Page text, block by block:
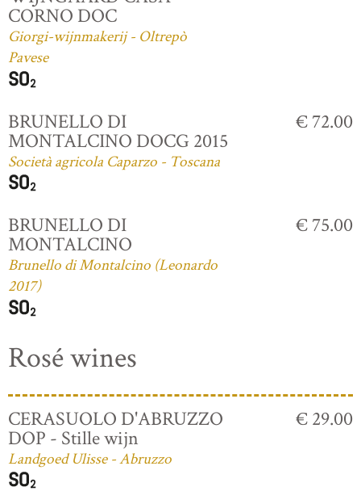
CORNO DOC
Giorgi-wijnmakerij - Oltrepò
Pavese
BRUNELLO DI
MONTALCINO DOCG 2015
Società agricola Caparzo - Toscana
€ 72.00
BRUNELLO DI
MONTALCINO
Brunello di Montalcino (Leonardo
2017)
€ 75.00
Rosé wines
CERASUOLO D'ABRUZZO
DOP - Stille wijn
Landgoed Ulisse - Abruzzo
€ 29.00